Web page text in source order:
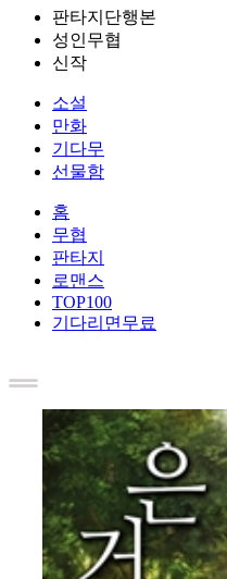
판타지단행본
성인무협
신작
소설
만화
기다무
선물함
홈
무협
판타지
로맨스
TOP100
기다리면무료